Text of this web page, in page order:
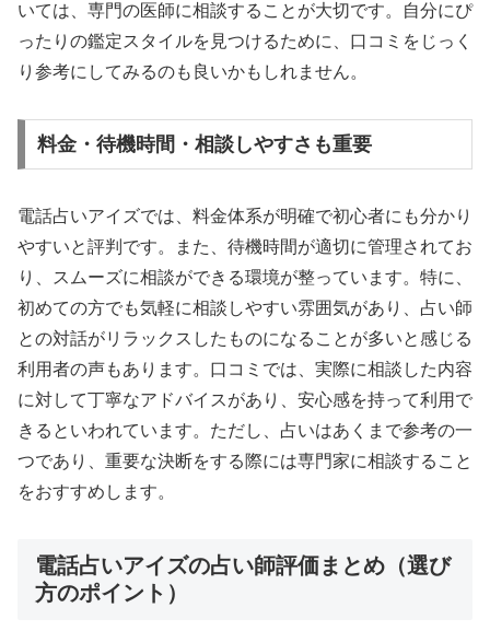
いては、専門の医師に相談することが大切です。自分にぴ
ったりの鑑定スタイルを見つけるために、口コミをじっく
り参考にしてみるのも良いかもしれません。
料金・待機時間・相談しやすさも重要
電話占いアイズでは、料金体系が明確で初心者にも分かり
やすいと評判です。また、待機時間が適切に管理されてお
り、スムーズに相談ができる環境が整っています。特に、
初めての方でも気軽に相談しやすい雰囲気があり、占い師
との対話がリラックスしたものになることが多いと感じる
利用者の声もあります。口コミでは、実際に相談した内容
に対して丁寧なアドバイスがあり、安心感を持って利用で
きるといわれています。ただし、占いはあくまで参考の一
つであり、重要な決断をする際には専門家に相談すること
をおすすめします。
電話占いアイズの占い師評価まとめ（選び
方のポイント）